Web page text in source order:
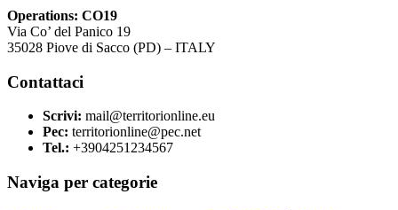
Operations: CO19
Via Co’ del Panico 19
35028 Piove di Sacco (PD) – ITALY
Contattaci
Scrivi: mail@territorionline.eu
Pec: territorionline@pec.net
Tel.: +3904251234567
Naviga per categorie